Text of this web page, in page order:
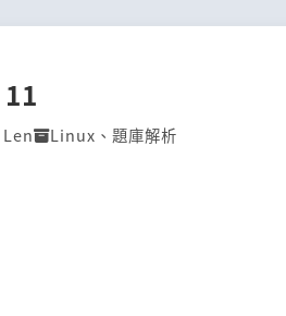
Linux 、 題庫解析